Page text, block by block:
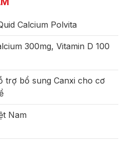
Calcium Polvita
300mg, Vitamin D 100
trợ bổ sung Canxi cho cơ
Nam